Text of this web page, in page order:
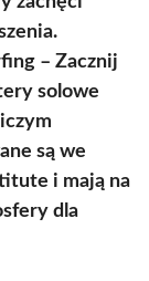
– Zacznij
solowe
są we
i mają na
dla